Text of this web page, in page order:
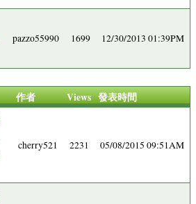
pazzo55990 1699 12/30/2013 01:39PM
作者 Views 發表時間
cherry521 2231 05/08/2015 09:51AM